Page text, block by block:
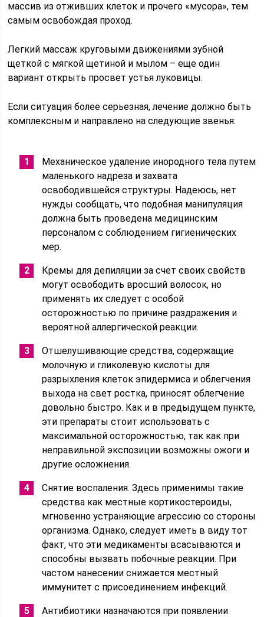
массив из отживших клеток и прочего «мусора», тем
самым освобождая проход.
Легкий массаж круговыми движениями зубной
щеткой с мягкой щетиной и мылом – еще один
вариант открыть просвет устья луковицы.
Если ситуация более серьезная, лечение должно быть
комплексным и направлено на следующие звенья:
Механическое удаление инородного тела путем
маленького надреза и захвата
освободившейся структуры. Надеюсь, нет
нужды сообщать, что подобная манипуляция
должна быть проведена медицинским
персоналом с соблюдением гигиенических
мер.
Кремы для депиляции за счет своих свойств
могут освободить вросший волосок, но
применять их следует с особой
осторожностью по причине раздражения и
вероятной аллергической реакции.
Отшелушивающие средства, содержащие
молочную и гликолевую кислоты для
разрыхления клеток эпидермиса и облегчения
выхода на свет ростка, приносят облегчение
довольно быстро. Как и в предыдущем пункте,
эти препараты стоит использовать с
максимальной осторожностью, так как при
неправильной экспозиции возможны ожоги и
другие осложнения.
Снятие воспаления. Здесь применимы такие
средства как местные кортикостероиды,
мгновенно устраняющие агрессию со стороны
организма. Однако, следует иметь в виду тот
факт, что эти медикаменты всасываются и
способны вызвать побочные реакции. При
частом нанесении снижается местный
иммунитет с присоединением инфекций.
Антибиотики назначаются при появлении